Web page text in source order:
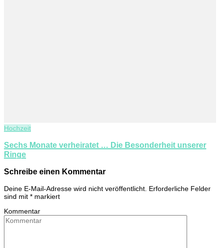
Hochzeit
Sechs Monate verheiratet … Die Besonderheit unserer
Ringe
Schreibe einen Kommentar
Deine E-Mail-Adresse wird nicht veröffentlicht. Erforderliche Felder
sind mit * markiert
Kommentar